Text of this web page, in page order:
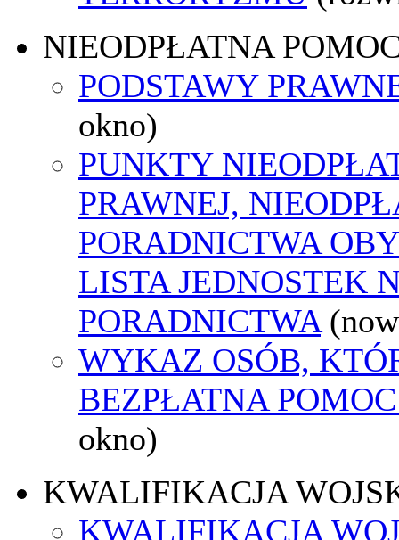
NIEODPŁATNA
PODSTAWY
okno)
PUNKTY
PRAWNEJ,
PORADNICTWA
LISTA JEDNOSTEK
PORADNICTWA
WYKAZ OSÓB,
BEZPŁATNA
okno)
KWALIFIKACJA
KWALIFIKACJA